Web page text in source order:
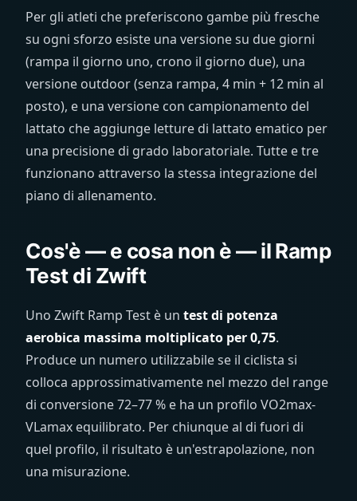
Per gli atleti che preferiscono gambe più fresche
su ogni sforzo esiste una versione su due giorni
(rampa il giorno uno, crono il giorno due), una
versione outdoor (senza rampa, 4 min + 12 min al
posto), e una versione con campionamento del
lattato che aggiunge letture di lattato ematico per
una precisione di grado laboratoriale. Tutte e tre
funzionano attraverso la stessa integrazione del
piano di allenamento.
Cos'è — e cosa non è — il Ramp
Test di Zwift
Uno Zwift Ramp Test è un test di potenza
aerobica massima moltiplicato per 0,75.
Produce un numero utilizzabile se il ciclista si
colloca approssimativamente nel mezzo del range
di conversione 72–77 % e ha un profilo VO2max-
VLamax equilibrato. Per chiunque al di fuori di
quel profilo, il risultato è un'estrapolazione, non
una misurazione.